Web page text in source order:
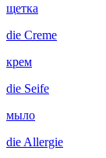
щетка
die Creme
крем
die Seife
мыло
die Allergie